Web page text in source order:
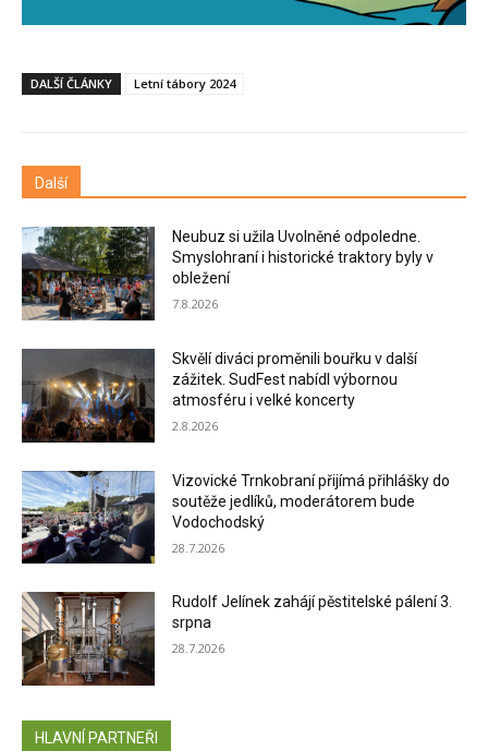
DALŠÍ ČLÁNKY Letní tábory 2024
Další
Neubuz si užila Uvolněné odpoledne.
Smyslohraní i historické traktory byly v
obležení
7.8.2026
Skvělí diváci proměnili bouřku v další
zážitek. SudFest nabídl výbornou
atmosféru i velké koncerty
2.8.2026
Vizovické Trnkobraní přijímá přihlášky do
soutěže jedlíků, moderátorem bude
Vodochodský
28.7.2026
Rudolf Jelínek zahájí pěstitelské pálení 3.
srpna
28.7.2026
HLAVNÍ PARTNEŘI